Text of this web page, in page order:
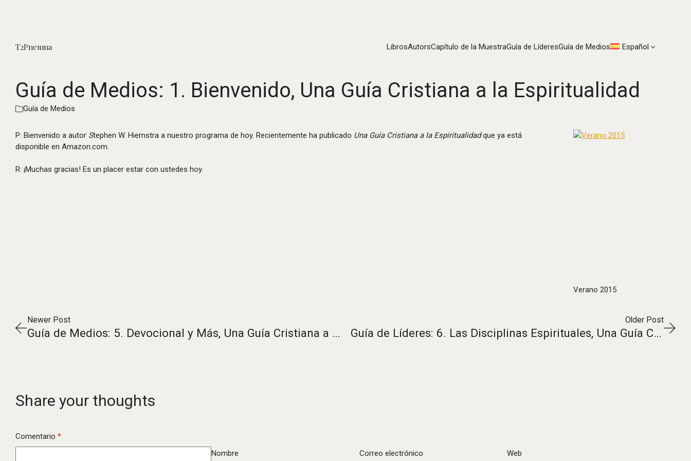
T2Pneuma LibrosAutorsCapítulo de la MuestraGuía de LíderesGuía de Medios Español
Guía de Medios: 1. Bienvenido, Una Guía Cristiana a la Espiritualidad
Guía de Medios
Verano 2015
P: Bienvenido a autor Stephen W. Hiemstra a nuestro programa de hoy. Recientemente ha publicado Una Guía Cristiana a la Espiritualidadque ya está
disponible en Amazon.com.
R: ¡Muchas gracias! Es un placer estar con ustedes hoy.
Guía de Líderes: 6. Las Disciplinas Espirituales, Una Guía Cristiana a la Espiritualidad
Older Post
Guía de Medios: 5. Devocional y Más, Una Guía Cristiana a la Espiritualidad
Newer Post
Share your thoughts
Comentario *
Nombre
Correo electrónico Web